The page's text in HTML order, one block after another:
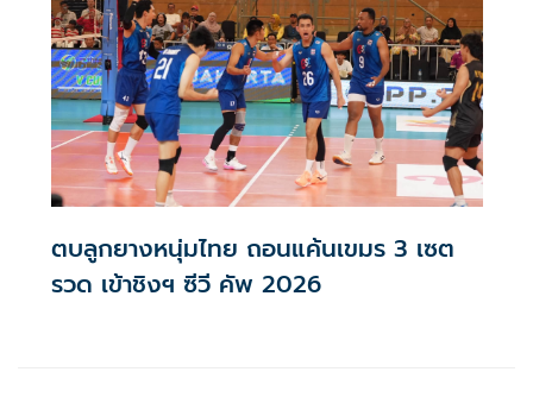
ตบลูกยางหนุ่มไทย ถอนแค้นเขมร 3 เซต
รวด เข้าชิงฯ ซีวี คัพ 2026